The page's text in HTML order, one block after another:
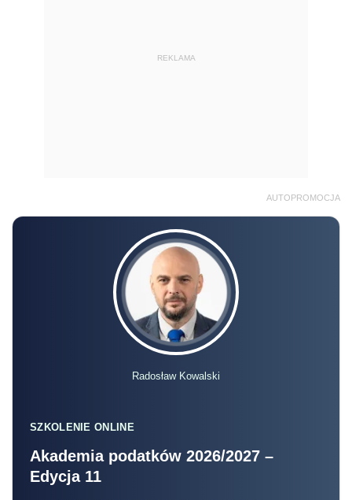
REKLAMA
AUTOPROMOCJA
Radosław Kowalski
SZKOLENIE ONLINE
Akademia podatków 2026/2027 –
Edycja 11